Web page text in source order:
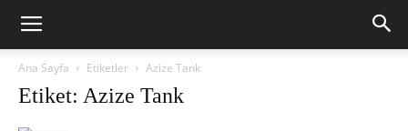
Ana Sayfa Etiketler Azize Tank
Etiket: Azize Tank